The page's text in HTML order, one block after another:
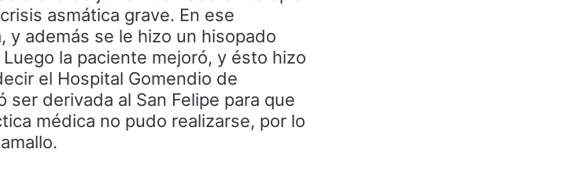
asmática grave. En ese
y además se le hizo un hisopado
la paciente mejoró, y ésto hizo
el Hospital Gomendio de
derivada al San Felipe para que
médica no pudo realizarse, por lo